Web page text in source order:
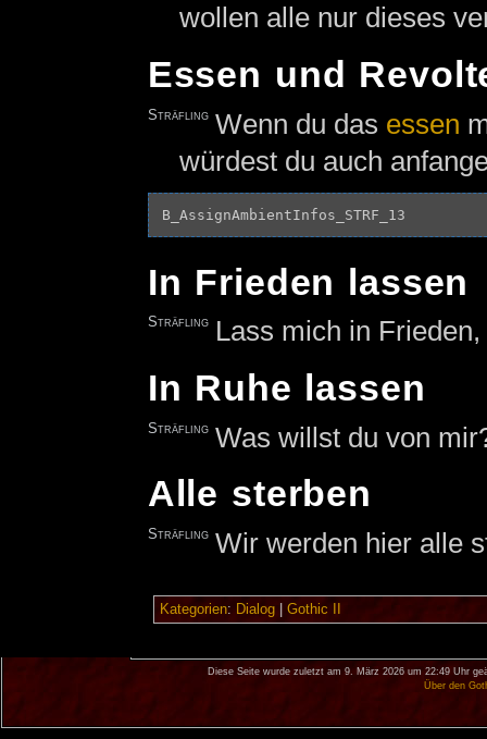
wollen alle nur dieses
Essen und
Sträfling Wenn du das essen
würdest du auch
In Frieden lassen
Sträfling Lass mich in
In Ruhe lassen
Sträfling Was willst du von
Alle sterben
Sträfling Wir werden hier alle
Kategorien: Dialog| Gothic II
Diese Seite wurde zuletzt am 9. März 2026 um 22:49 Uhr
Über den